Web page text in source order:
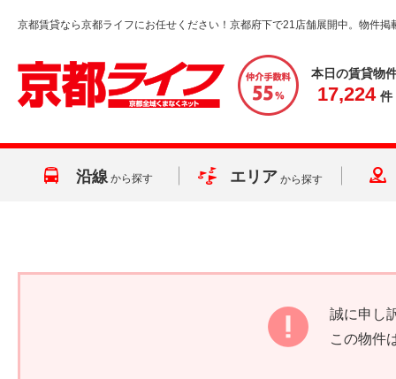
京都賃貸なら京都ライフにお任せください！京都府下で21店舗展開中。物件掲
本日の賃貸物
17,224 件
沿線 から探す エリア から探す
誠に申し
この物件